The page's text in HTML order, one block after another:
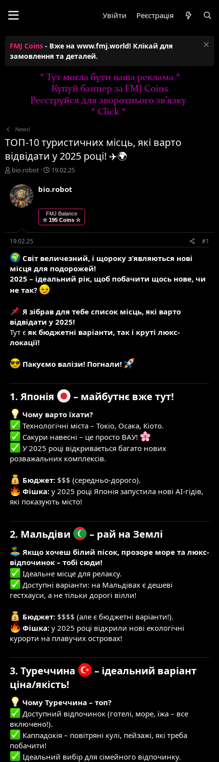
Увійти Реєстрація
FMJ Coins - Вже на www.fmj.world! Клікай для
замовлення та деталей.
News!
ТОП-10 туристичних місць, які варто
відвідати у 2025 році! ✈️🌍
А
т
о
р
м
и
bio.robot
Д
т
т
в
о
е
н
н
19.02.25
bio.robot
FMJ Balance
☆ 195 Coins ☆
19.02.25 #1
Світ величезний, і щороку з’являються нові
місця для подорожей!
2025 – ідеальний рік, щоб побачити щось нове, чи
не так?
Я зібрав для тебе список місць, які варто
відвідати у 2025!
Тут є як бюджетні варіанти, так і круті люкс-
локації!
Пакуємо валізи! Погнали!
1. Японія – майбутнє вже тут!
Чому варто їхати?
Технологічні міста – Токіо, Осака, Кіото.
Сакури навесні – це просто ВАУ!
У 2025 році відкривається багато нових
розважальних комплексів.
Бюджет: $$$ (середньо-дорого).
Фішка: у 2025 році Японія запустила нові AI-гідів,
які показують місто!
2. Мальдіви – рай на Землі
Якщо хочеш білий пісок, прозоре море та люкс-
відпочинок – тобі сюди!
Ідеальне місце для релаксу.
Доступні варіанти: на Мальдівах є дешеві
гестхауси, а не тільки дорогі вілли!
Бюджет: $$$$ (але є бюджетні варіанти!).
Фішка: у 2025 році відкрили нові екологічні
курорти на плавучих островах!
3. Туреччина
– ідеальний варіант
ціна/якість!
Чому Туреччина – топ?
Доступний відпочинок (готелі, море, їжа – все
включено!).
Каппадокія – повітряні кулі, пейзажі, які треба
побачити!
Ідеальний вибір для сімейного відпочинку.